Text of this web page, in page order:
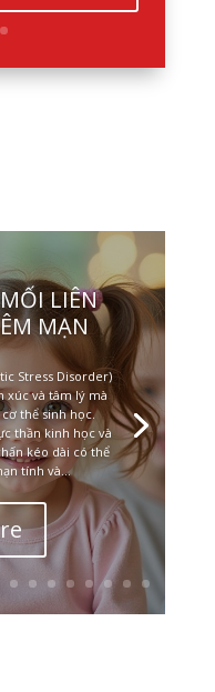
LIÊN
MẠN
Stress Disorder)
xúc và tâm lý mà
thể sinh học.
thần kinh học và
kéo dài có thể
tính và...